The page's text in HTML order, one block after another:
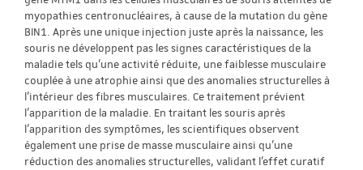
myopathies centronucléaires, à cause de la mutation du gène
BIN1. Après une unique injection juste après la naissance, les
souris ne développent pas les signes caractéristiques de la
maladie tels qu’une activité réduite, une faiblesse musculaire
couplée à une atrophie ainsi que des anomalies structurelles à
l’intérieur des fibres musculaires. Ce traitement prévient
l’apparition de la maladie. En traitant les souris après
l’apparition des symptômes, les scientifiques observent
également une prise de masse musculaire ainsi qu’une
réduction des anomalies structurelles, validant l’effet curatif